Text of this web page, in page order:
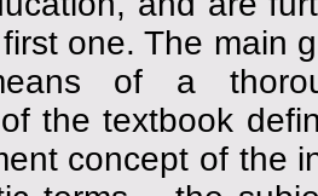
one. The main
of a
the textbook
concept of the